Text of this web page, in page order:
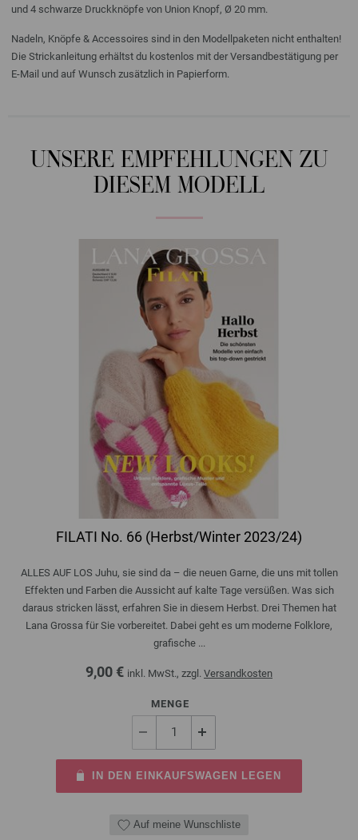
und 4 schwarze Druckknöpfe von Union Knopf, Ø 20 mm.
Nadeln, Knöpfe & Accessoires sind in den Modellpaketen nicht enthalten!
Die Strickanleitung erhältst du kostenlos mit der Versandbestätigung per
E-Mail und auf Wunsch zusätzlich in Papierform.
UNSERE EMPFEHLUNGEN ZU
DIESEM MODELL
FILATI No. 66 (Herbst/Winter 2023/24)
ALLES AUF LOS Juhu, sie sind da – die neuen Garne, die uns mit tollen
Effekten und Farben die Aussicht auf kalte Tage versüßen. Was sich
daraus stricken lässt, erfahren Sie in diesem Herbst. Drei Themen hat
Lana Grossa für Sie vorbereitet. Dabei geht es um moderne Folklore,
grafische ...
9,00 € inkl. MwSt., zzgl. Versandkosten
MENGE
IN DEN EINKAUFSWAGEN LEGEN
Auf meine Wunschliste